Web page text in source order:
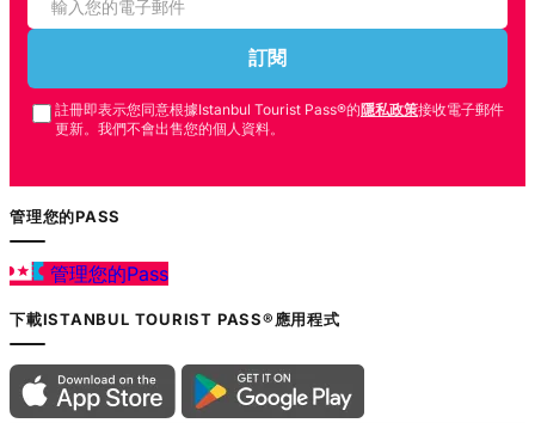
訂閱
註冊即表示您同意根據Istanbul Tourist Pass®的隱私政策接收電子郵件
更新。我們不會出售您的個人資料。
管理您的PASS
管理您的Pass
下載ISTANBUL TOURIST PASS®應用程式